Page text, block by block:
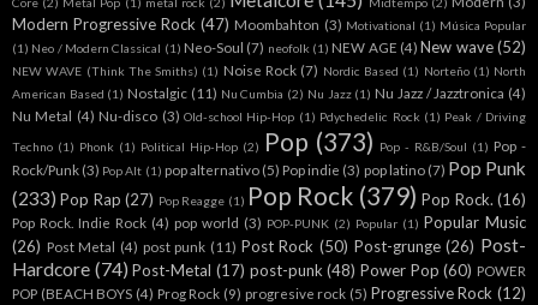
Modern Progressive Rock (47) Moombahton (3) Motivational (1) Música Popular
(1) Neo / Modern Classical (1) Neo-Soul (7) neofolk (1) NEW AGE (4) New wave (52)
NEW WAVE (Think The Smiths) (1) Noise Rock (7) Nordic Based (1) Norteño (1) North
American Based (1) Nostalgic (11) Nu Cumbia (2) Nu Jazz (1) Nu Jazz / Jazztronica (4)
Nu Metal (4) Nu-disco (3) Old-school Hip-Hop (1) Pdychedelic Rock (1) Peak / Driving
Techno (1) Phonk (1) Political Hip-Hop (2) Pop (373) Pop - R&B/Soul (1) Pop -
Rock/Punk (3) Pop Alt (1) pop alternativo (5) Pop indie (3) pop latino (7) Pop Punk
(233) Pop Rap (27) Pop Reagge (1) Pop Rock (379) Pop Rock. (16)
Pop Rock. Indie Rock (4) pop world (3) POP-PUNK (2) Popular (1) Popular Music
(26) Post Metal (4) post punk (11) Post Rock (50) Post-grunge (26) Post-
Hardcore (74) Post-Metal (17) post-punk (48) Power Pop (60) POWER
POP (BEACH BOYS (4) Prog Rock (9) progresive rock (5) Progressive Rock (12)